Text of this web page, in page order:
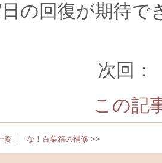
の回復が期待で
次回：
この記
覧 な！百葉箱の補修